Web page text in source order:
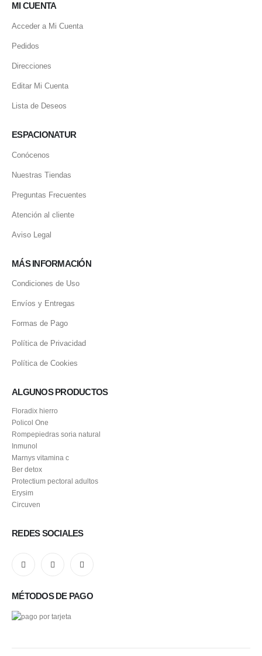
MI CUENTA
Acceder a Mi Cuenta
Pedidos
Direcciones
Editar Mi Cuenta
Lista de Deseos
ESPACIONATUR
Conócenos
Nuestras Tiendas
Preguntas Frecuentes
Atención al cliente
Aviso Legal
MÁS INFORMACIÓN
Condiciones de Uso
Envíos y Entregas
Formas de Pago
Política de Privacidad
Política de Cookies
ALGUNOS PRODUCTOS
Floradix hierro
Policol One
Rompepiedras soria natural
Inmunol
Marnys vitamina c
Ber detox
Protectium pectoral adultos
Erysim
Circuven
REDES SOCIALES
MÉTODOS DE PAGO